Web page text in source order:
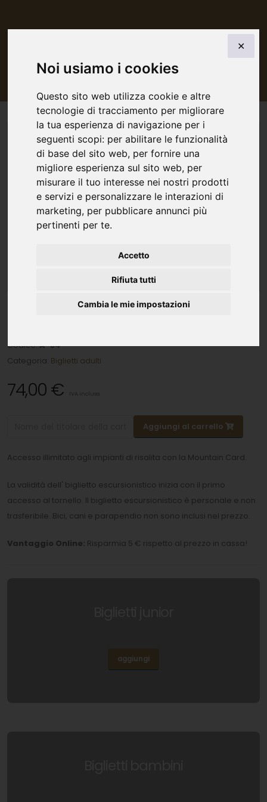
Noi usiamo i cookies
Questo sito web utilizza cookie e altre
tecnologie di tracciamento per migliorare
la tua esperienza di navigazione per i
seguenti scopi: per abilitare le funzionalità
di base del sito web, per fornire una
migliore esperienza sul sito web, per
misurare il tuo interesse nei nostri prodotti
e servizi e personalizzare le interazioni di
marketing, per pubblicare annunci più
pertinenti per te.
Accetto
Rifiuta tutti
Cambia le mie impostazioni
✕
3 biglietti giornalieri in 5 giorni
INDIETRO
3 biglietti giornalieri in 5 giorni
Codice:A-34
Categoria: Biglietti adulti
74,00 € IVA inclusa
Aggiungi al carrello
Accesso illimitato agli impianti di risalita con la Mountain Card.
La validità dell' biglietto escursionistico inizia con il primo
accesso al tornello. Il biglietto escursionistico è personale e non
trasferibile. Bici, cani e parapendio non sono inclusi nel prezzo.
Vantaggio Online: Risparmia 5 € rispetto al prezzo in cassa!
aggiungi